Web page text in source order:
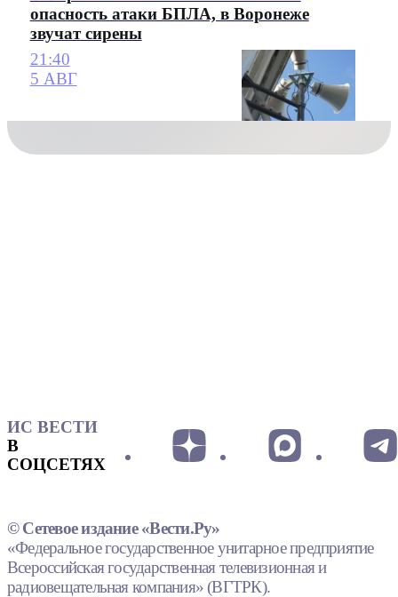
опасность атаки БПЛА, в Воронеже
звучат сирены
21:40
5 АВГ
ИС ВЕСТИ
В
СОЦСЕТЯХ
© Сетевое издание «Вести.Ру»
«Федеральное государственное унитарное предприятие
Всероссийская государственная телевизионная и
радиовещательная компания» (ВГТРК).